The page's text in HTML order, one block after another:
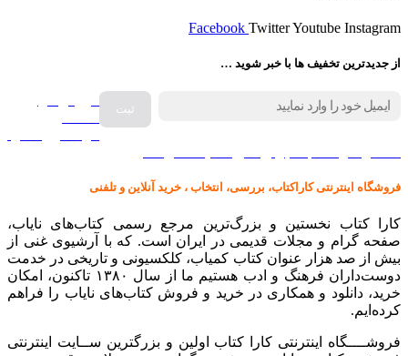
Facebook TwitterYoutube Instagram
از جدیدترین تخفیف ها با خبر شوید …
فروش انواع
فروشگاه اینترنتی کاراکتاب، بررسی، انتخاب ، خرید آنلاین و تلفنی
کارا کتاب نخستین و بزرگ‌ترین مرجع رسمی کتاب‌های نایاب،
صفحه گرام و مجلات قدیمی در ایران است. که با آرشیوی غنی از
بیش از صد هزار عنوان کتاب کمیاب، کلکسیونی و تاریخی در خدمت
دوست‌داران فرهنگ و ادب هستیم ما از سال ۱۳۸۰ تاکنون، امکان
خرید، دانلود و همکاری در خرید و فروش کتاب‌های نایاب را فراهم
کرده‌ایم.
فروشــــگاه اینترنتی کارا کتاب اولین و بزرگترین ســایت اینترنتی